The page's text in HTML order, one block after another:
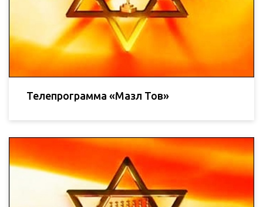
Телепрограмма «Мазл Тов»